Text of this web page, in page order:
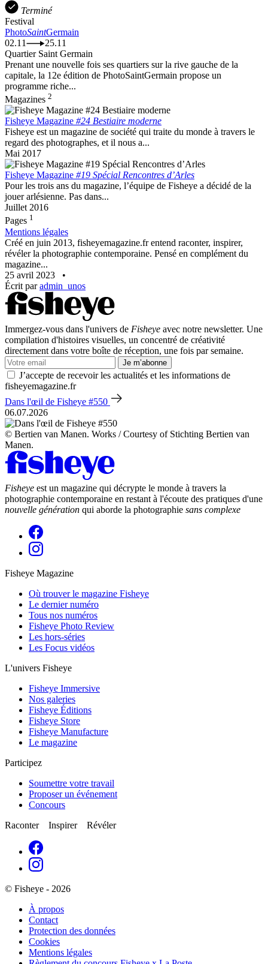
Terminé
Festival
PhotoSaintGermain
02.11
25.11
Quartier Saint Germain
Prenant une nouvelle fois ses quartiers sur la rive gauche de la
capitale, la 12e édition de PhotoSaintGermain propose un
programme riche...
Magazines 2
Fisheye Magazine #24 Bestiaire moderne
Fisheye est un magazine de société qui traite du monde à travers le
regard des photographes, et il nous a...
Mai 2017
Fisheye Magazine #19 Spécial Rencontres d’Arles
Pour les trois ans du magazine, l’équipe de Fisheye a décidé de la
jouer arlésienne. Pas dans...
Juillet 2016
Pages 1
Mentions légales
Créé en juin 2013, fisheyemagazine.fr entend raconter, inspirer,
révéler la photographie contemporaine. Pensé en complément du
magazine...
25 avril 2023
•
Écrit paradmin_unos
Immergez-vous dans l'univers de Fisheye avec notre newsletter. Une
compilation d'histoires visuelles, un concentré de créativité
directement dans votre boîte de réception, une fois par semaine.
Je m’abonne
J’accepte de recevoir les actualités et les informations de
fisheyemagazine.fr
Dans l'œil de Fisheye #550
06.07.2026
© Bertien van Manen. Works / Courtesy of Stichting Bertien van
Manen.
Fisheye est un magazine qui décrypte le monde à travers la
photographie contemporaine en restant à l'écoute des pratiques d'une
nouvelle génération qui aborde la photographie sans complexe
Fisheye Magazine
Où trouver le magazine Fisheye
Le dernier numéro
Tous nos numéros
Fisheye Photo Review
Les hors-séries
Les Focus vidéos
L'univers Fisheye
Fisheye Immersive
Nos galeries
Fisheye Éditions
Fisheye Store
Fisheye Manufacture
Le magazine
Participez
Soumettre votre travail
Proposer un événement
Concours
Raconter Inspirer Révéler
© Fisheye - 2026
À propos
Contact
Protection des données
Cookies
Mentions légales